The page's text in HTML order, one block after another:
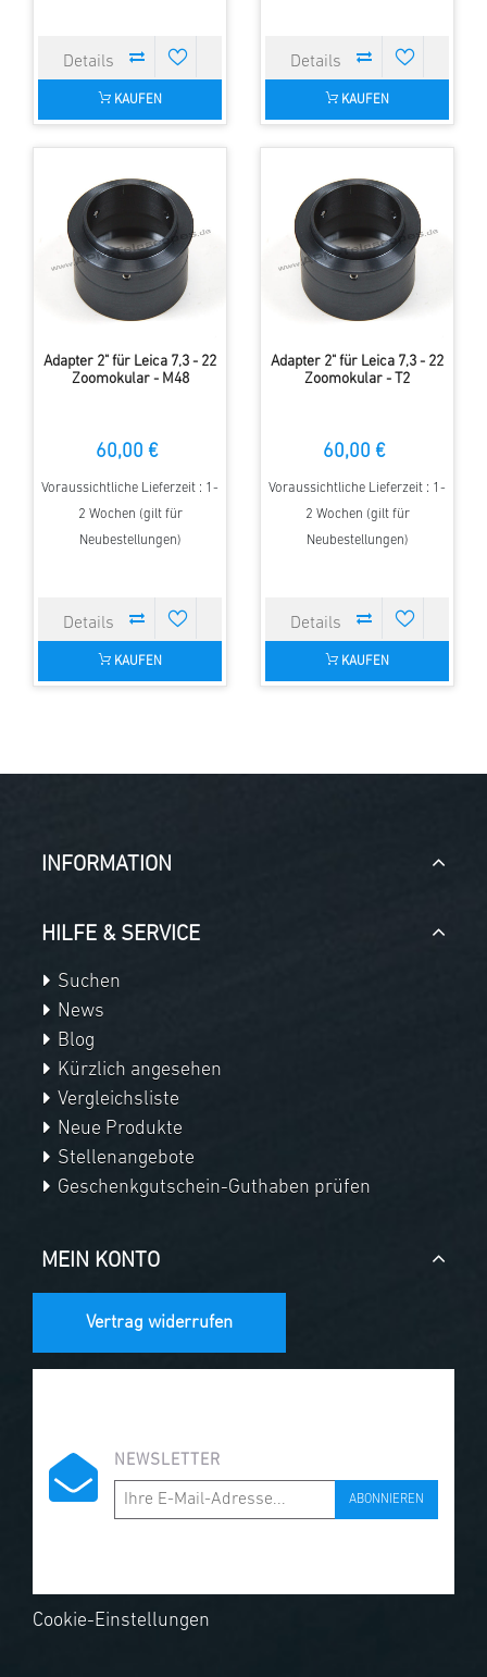
KAUFEN KAUFEN
Adapter 2" für Leica 7,3 - 22
Zoomokular - M48
60,00 €
Voraussichtliche Lieferzeit : 1-
2 Wochen (gilt für
Neubestellungen)
KAUFEN
Adapter 2" für Leica 7,3 - 22
Zoomokular - T2
60,00 €
Voraussichtliche Lieferzeit : 1-
2 Wochen (gilt für
Neubestellungen)
KAUFEN
INFORMATION
HILFE & SERVICE
Suchen
News
Blog
Kürzlich angesehen
Vergleichsliste
Neue Produkte
Stellenangebote
Geschenkgutschein-Guthaben prüfen
MEIN KONTO
Vertrag widerrufen
NEWSLETTER
ABONNIEREN
Cookie-Einstellungen